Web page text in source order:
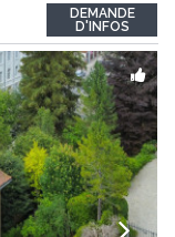
: Cuisine
DEMANDE
D'INFOS